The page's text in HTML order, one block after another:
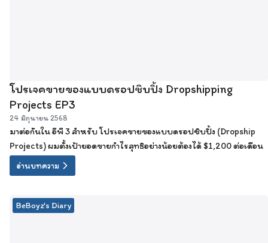
โปรเจคขายของแบบดรอปชิบปิ้ง Dropshipping
Projects EP3
24 มิถุนายน 2568
มาต่อกันใน อีพี 3 สำหรับ โปรเจคขายของแบบดรอปชิบปิ้ง (Dropship
Projects) ผมตั้งเป้ายอดขายกำไรสุทธิอย่างน้อยต้องได้ $1,200 ต่อเดือน
อ่านบทความ
BeBoyz's Diary